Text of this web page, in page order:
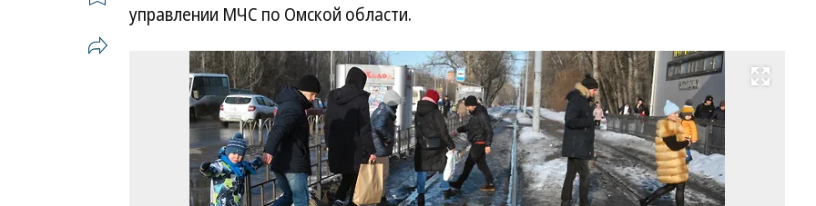
управлении МЧС по Омской области.
Развернуть на весь экран